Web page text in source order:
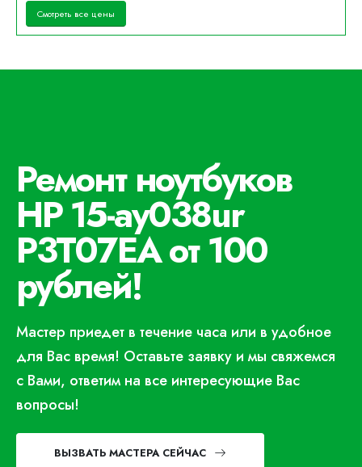
Смотреть все цены
Ремонт ноутбуков
HP 15-ay038ur
P3T07EA от 100
рублей!
Мастер приедет в течение часа или в удобное
для Вас время! Оставьте заявку и мы свяжемся
с Вами, ответим на все интересующие Вас
вопросы!
ВЫЗВАТЬ МАСТЕРА СЕЙЧАС